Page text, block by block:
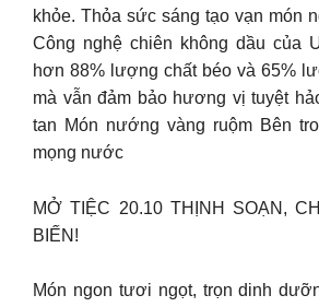
khỏe. Thỏa sức sáng tạo vạn món
Công nghệ chiên không dầu của
hơn 88% lượng chất béo và 65%
mà vẫn đảm bảo hương vị tuyệt
tan Món nướng vàng ruộm Bên
mọng nước
MỞ TIỆC 20.10 THỊNH SOẠN,
BIẾN!
Món ngon tươi ngọt, trọn dinh